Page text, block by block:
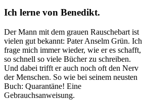
Ich lerne von Benedikt.
Der Mann mit dem grauen Rauschebart ist
vielen gut bekannt: Pater Anselm Grün. Ich
frage mich immer wieder, wie er es schafft,
so schnell so viele Bücher zu schreiben.
Und dabei trifft er auch noch oft den Nerv
der Menschen. So wie bei seinem neusten
Buch: Quarantäne! Eine
Gebrauchsanweisung.